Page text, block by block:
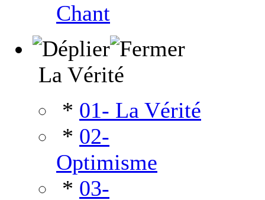
Chant
La Vérité
* 01- La Vérité
* 02-
Optimisme
* 03-